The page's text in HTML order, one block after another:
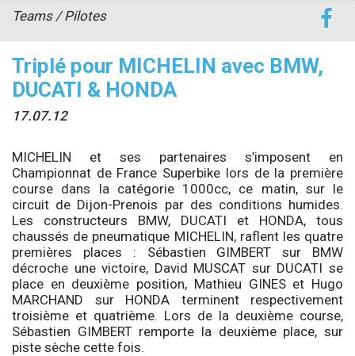
Triplé pour MICHELIN avec BMW,
DUCATI & HONDA
17.07.12
Teams / Pilotes
MICHELIN et ses partenaires s’imposent en
Championnat de France Superbike lors de la première
course dans la catégorie 1000cc, ce matin, sur le
circuit de Dijon-Prenois par des conditions humides.
Les constructeurs BMW, DUCATI et HONDA, tous
chaussés de pneumatique MICHELIN, raflent les quatre
premières places : Sébastien GIMBERT sur BMW
décroche une victoire, David MUSCAT sur DUCATI se
place en deuxième position, Mathieu GINES et Hugo
MARCHAND sur HONDA terminent respectivement
troisième et quatrième. Lors de la deuxième course,
Sébastien GIMBERT remporte la deuxième place, sur
piste sèche cette fois.